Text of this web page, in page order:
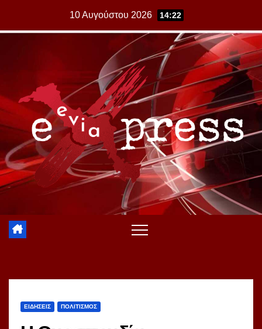
10 Αυγούστου 2026 14:22
ΕΙΔΗΣΕΙΣ ΠΟΛΙΤΙΣΜΟΣ